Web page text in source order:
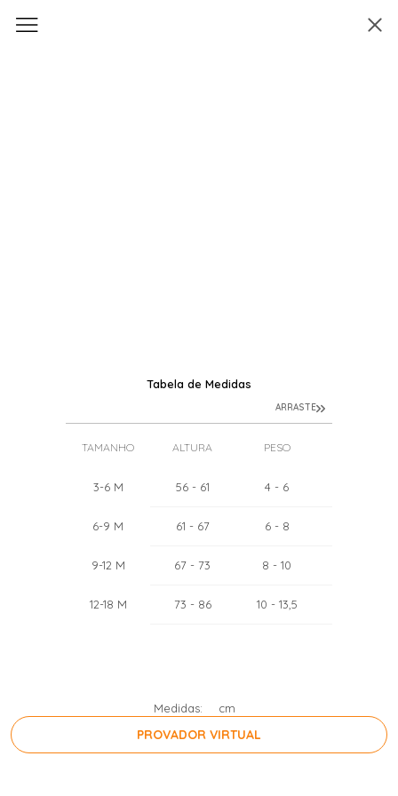
Tabela de Medidas
TAMANHO ALTURA PESO
3-6 M 56- 61 4 - 6
6-9 M 61 - 67 6- 8
9-12 M 67 - 73 8 - 10
12-18 M 73 - 86 10 - 13,5
ARRASTE
Medidas: cm
PRESSIONE A BARRA DE
PROVADOR VIRTUAL